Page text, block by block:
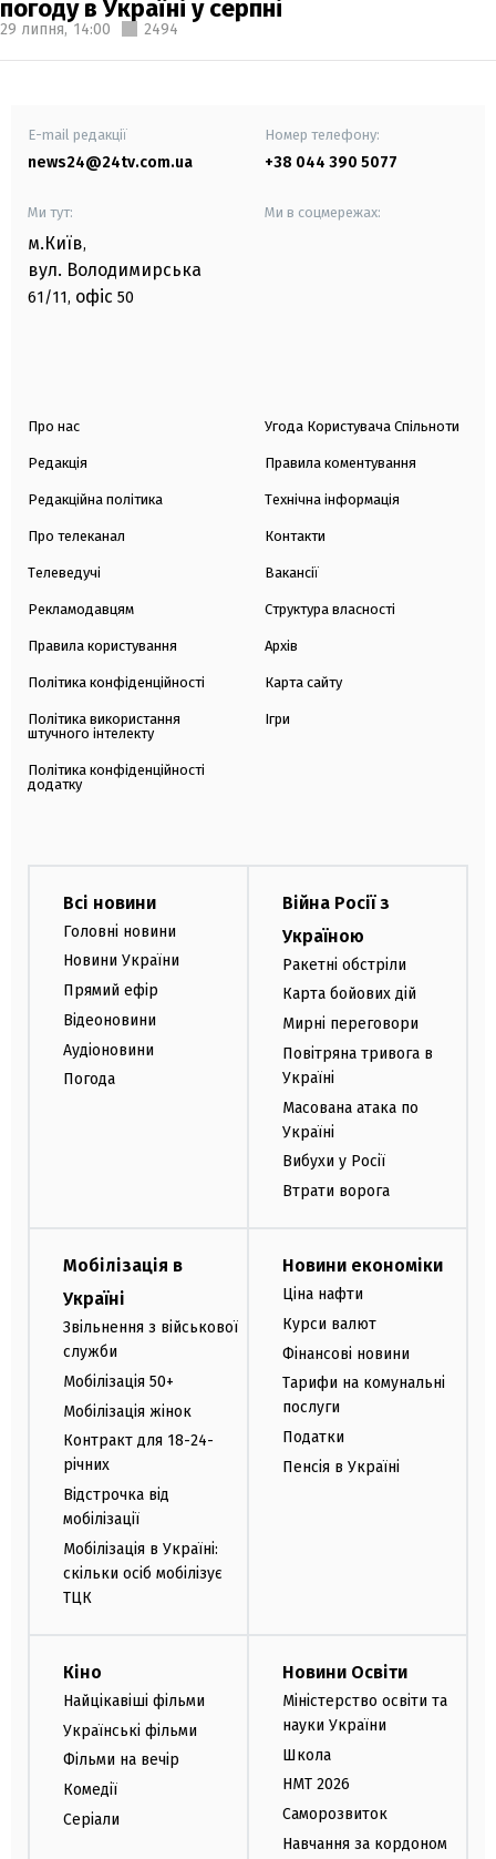
погоду в Україні у серпні
29 липня, 14:00 2494
E-mail редакції
news24@24tv.com.ua
Номер телефону:
+38 044 390 5077
Ми тут:
м.Київ,
вул. Володимирська
61/11, офіс 50
Ми в соцмережах:
Про нас
Редакція
Редакційна політика
Про телеканал
Телеведучі
Рекламодавцям
Правила користування
Політика конфіденційності
Політика використання
штучного інтелекту
Політика конфіденційності
додатку
Угода Користувача Спільноти
Правила коментування
Технічна інформація
Контакти
Вакансії
Структура власності
Архів
Карта сайту
Ігри
Всі новини
Головні новини
Новини України
Прямий ефір
Відеоновини
Аудіоновини
Погода
Війна Росії з
Україною
Ракетні обстріли
Карта бойових дій
Мирні переговори
Повітряна тривога в
Україні
Масована атака по
Україні
Вибухи у Росії
Втрати ворога
Мобілізація в
Україні
Звільнення з військової
служби
Мобілізація 50+
Мобілізація жінок
Контракт для 18-24-
річних
Відстрочка від
мобілізації
Мобілізація в Україні:
скільки осіб мобілізує
ТЦК
Новини економіки
Ціна нафти
Курси валют
Фінансові новини
Тарифи на комунальні
послуги
Податки
Пенсія в Україні
Кіно
Найцікавіші фільми
Українські фільми
Фільми на вечір
Комедії
Серіали
Новини Освіти
Міністерство освіти та
науки України
Школа
НМТ 2026
Саморозвиток
Навчання за кордоном